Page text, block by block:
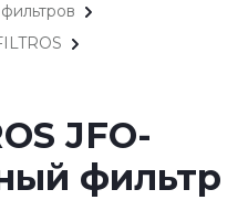
JFO-
фильтр